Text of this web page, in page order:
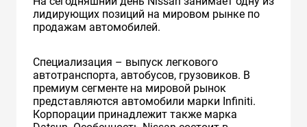
лидирующих позиций на мировом рынке по
продажам автомобилей.
Специализация – выпуск легкового
автотранспорта, автобусов, грузовиков. В
премиум сегменте на мировой рынок
представляются автомобили марки Infiniti.
Корпорации принадлежит также марка